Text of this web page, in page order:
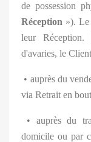
de possession
Réception »). Le
leur
d'avaries, le
• auprès du
via Retrait en
• auprès du
domicile ou par